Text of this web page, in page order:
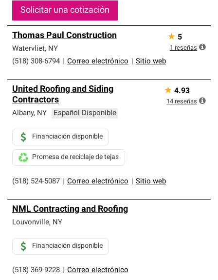
Solicitar una cotización
Thomas Paul Construction
Watervliet, NY
(518) 308-6794
Correo electrónico Sitio web
★ 5
1 reseñas
United Roofing and Siding
Contractors
Albany, NY Español Disponible
(518) 524-5087 Correo electrónico Sitio web
Financiación disponible
Promesa de reciclaje de tejas
★ 4.93
14 reseñas
NML Contracting and Roofing
Louvonville, NY
(518) 369-9228 Correo electrónico
Financiación disponible